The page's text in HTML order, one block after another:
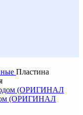
Пластина
(ОРИГИНАЛ